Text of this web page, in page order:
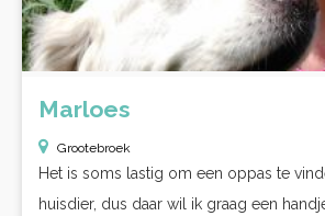
Marloes
Grootebroek
Het is soms lastig om een oppas te
huisdier, dus daar wil ik graag een handje